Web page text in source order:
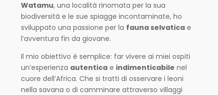
Watamu, una località rinomata per la sua
biodiversità e le sue spiagge incontaminate, ho
sviluppato una passione per la fauna selvaticae
l’avventura fin da giovane.
Il mio obiettivo è semplice: far vivere ai miei ospiti
un’esperienza autenticae indimenticabile nel
cuore dell’Africa. Che si tratti di osservare i leoni
nella savana o di camminare attraverso villaggi